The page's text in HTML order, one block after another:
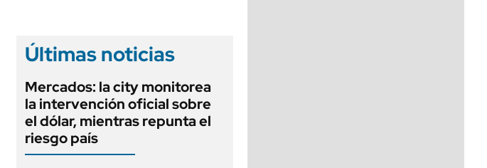
Últimas noticias
Mercados: la city monitorea
la intervención oficial sobre
el dólar, mientras repunta el
riesgo país